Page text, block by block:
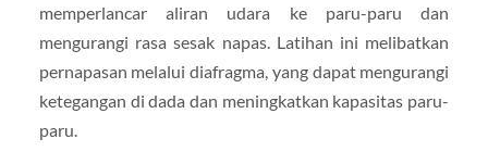
memperlancar aliran udara ke paru-paru dan
mengurangi rasa sesak napas. Latihan ini melibatkan
pernapasan melalui diafragma, yang dapat mengurangi
ketegangan di dada dan meningkatkan kapasitas paru-
paru.